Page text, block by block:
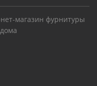
магазин фурнитуры